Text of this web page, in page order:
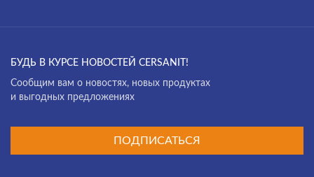
БУДЬ В КУРСЕ НОВОСТЕЙ CERSANIT!
Cообщим вам о новостях, новых продуктах
и выгодных предложениях
ПОДПИСАТЬСЯ